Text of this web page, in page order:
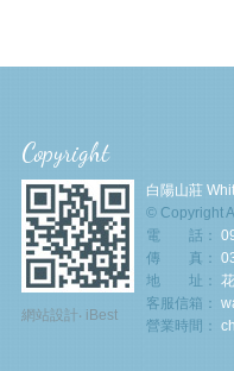
Copyright
網站設計‧ iBest
白陽山莊
© Copyright
電 話：
傳 真：
地 址：
客服信箱：
營業時間：